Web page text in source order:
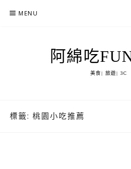
MENU
阿綿吃
美食| 旅遊| 3C
標籤: 桃園小吃推薦